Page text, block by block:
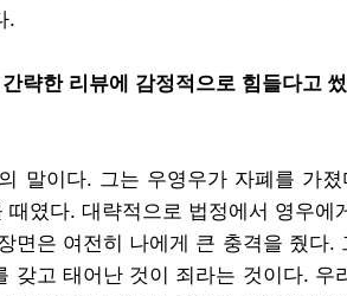
.
략한 리뷰에 감정적으로 힘들다고
말이다. 그는 우영우가 자폐를 가
때였다. 대략적으로 법정에서 영우
면은 여전히 나에게 큰 충격을 줬다
갖고 태어난 것이 죄라는 것이다.